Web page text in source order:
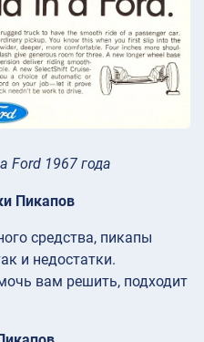
Ford 1967 года
Пикапов
средства, пикапы
и недостатки.
вам решить, подходит